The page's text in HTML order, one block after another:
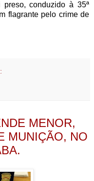
conduzido à 35ª
flagrante pelo crime de
MENOR,
MUNIÇÃO, NO